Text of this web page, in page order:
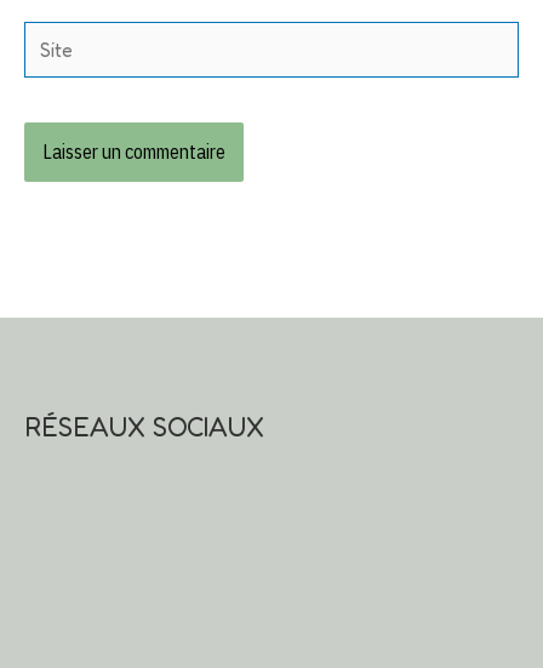
Site
RÉSEAUX SOCIAUX